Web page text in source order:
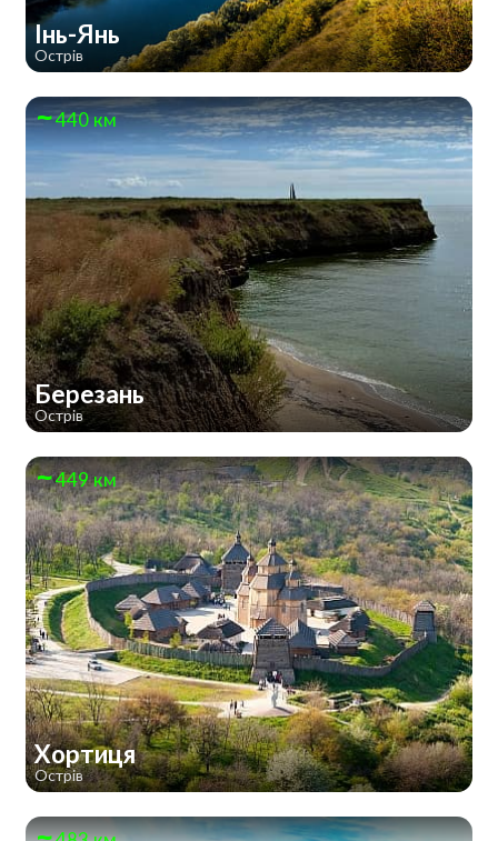
Інь-Янь
Острів
440 км
Березань
Острів
449 км
Хортиця
Острів